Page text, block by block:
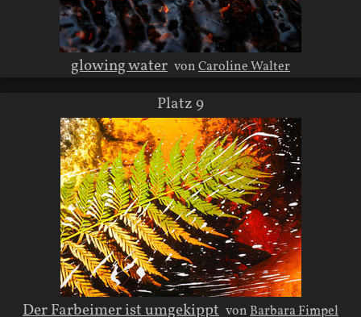
glowing water vonCaroline Walter
Platz 9
Der Farbeimer ist umgekippt vonBarbara Fimpel